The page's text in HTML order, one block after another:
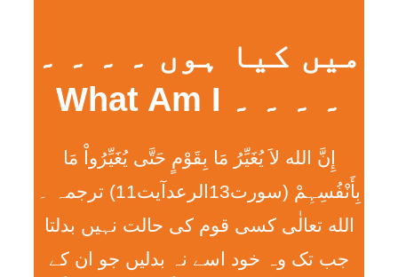
میں کیا ہوں ۔ ۔ ۔ ۔
۔ ۔ ۔ ۔ What Am I
إِنَّ الله لاَ يُغَيِّرُ مَا بِقَوْمٍ حَتَّی يُغَيِّرُواْ مَا
بِأَنْفُسِہِمْ (سورت13الرعدآیت11) ترجمہ ۔
الله تعالٰی کسی قوم کی حالت نہیں بدلتا
جب تک وہ خود اسے نہ بدلیں جو ان کے